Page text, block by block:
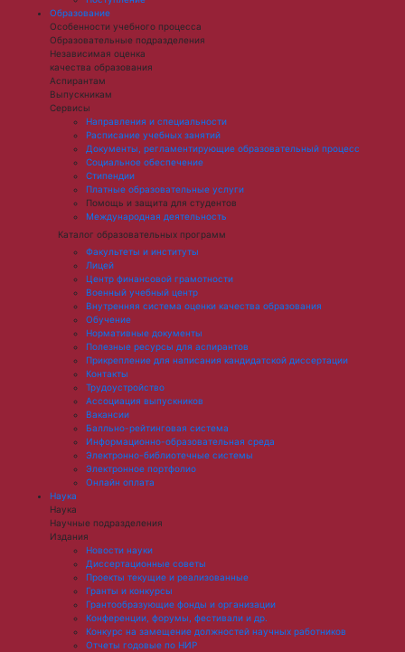
Образование
Особенности учебного процесса
Образовательные подразделения
Независимая оценка
качества образования
Аспирантам
Выпускникам
Сервисы
Направления и специальности
Расписание учебных занятий
Документы, регламентирующие образовательный процесс
Социальное обеспечение
Стипендии
Платные образовательные услуги
Помощь и защита для студентов
Международная деятельность
Каталог образовательных программ
Факультеты и институты
Лицей
Центр финансовой грамотности
Военный учебный центр
Внутренняя система оценки качества образования
Обучение
Нормативные документы
Полезные ресурсы для аспирантов
Прикрепление для написания кандидатской диссертации
Контакты
Трудоустройство
Ассоциация выпускников
Вакансии
Балльно-рейтинговая система
Информационно-образовательная среда
Электронно-библиотечные системы
Электронное портфолио
Онлайн оплата
Наука
Наука
Научные подразделения
Издания
Новости науки
Диссертационные советы
Проекты текущие и реализованные
Гранты и конкурсы
Грантообразующие фонды и организации
Конференции, форумы, фестивали и др.
Конкурс на замещение должностей научных работников
Отчеты годовые по НИР